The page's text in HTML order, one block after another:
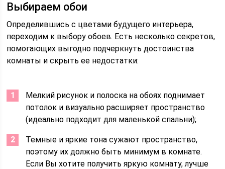
Выбираем обои
Определившись с цветами будущего интерьера,
переходим к выбору обоев. Есть несколько секретов,
помогающих выгодно подчеркнуть достоинства
комнаты и скрыть ее недостатки:
Мелкий рисунок и полоска на обоях поднимает
потолок и визуально расширяет пространство
(идеально подходит для маленькой спальни);
Темные и яркие тона сужают пространство,
поэтому их должно быть минимум в комнате.
Если Вы хотите получить яркую комнату, лучше